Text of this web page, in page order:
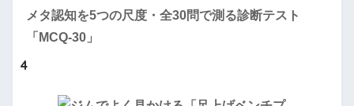
メタ認知を5つの尺度・全30問で測る診断テスト
「MCQ-30」
4